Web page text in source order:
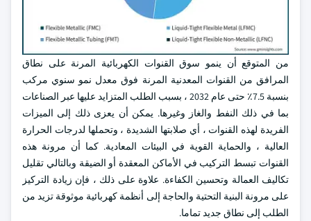
من المتوقع أن ينمو سوق القنوات الكهربائية المرنة على نطاق
المرافق من القنوات المعدنية المرنة فوق معدل نمو سنوي مركب
بنسبة 7.5٪ حتى عام 2032 ، بسبب الطلب المتزايد عليها عبر الصناعات
بما في ذلك النفط والغاز وغيرها. يمكن أن يعزى ذلك إلى الميزات
الفريدة لهذه القنوات ، أي صلابتها الشديدة ، وتحملها لدرجات الحرارة
العالية ، والحماية القوية في البيئات المعادية. كما أن مرونة هذه
القنوات تبسط التركيب في الأماكن المعقدة أو الضيقة وبالتالي تقليل
تكاليف العمالة وتحسين الكفاءة. علاوة على ذلك ، فإن زيادة التركيز
على مرونة البنية التحتية والحاجة إلى أنظمة كهربائية موثوقة تزيد من
الطلب إلى نطاق جديد تماما.